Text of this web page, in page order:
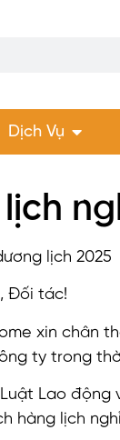
Dịch Vụ
lịch 2025
Đối tác!
xin chân
ty trong
Lao động
hàng lịch